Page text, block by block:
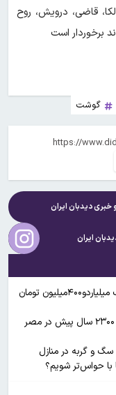
قاضی، درویش، روح
برخوردار است
گوشت
و خبریدیدبان ایران
ایران
کیهان: سگهای دماوند۹۰۰نفر را گاز گرفتند و یک میلیاردو۴۰۰میلیون تومان
و گربه در منازل
با حواس‌تر شویم؟